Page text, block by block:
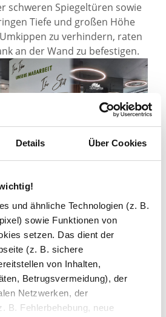
Details Über Cookies
und ähnliche Technologien (z. B.
sowie Funktionen von
setzen. Das dient der
(z. B. sichere
von Inhalten,
Betrugsvermeidung), der
Netzwerken, der
B. Fehlerbehebung, neue
schweren Spiegeltüren sowie
Tiefe und großen Höhe
zu verhindern, raten
an der Wand zu befestigen.
mit Spiegel und